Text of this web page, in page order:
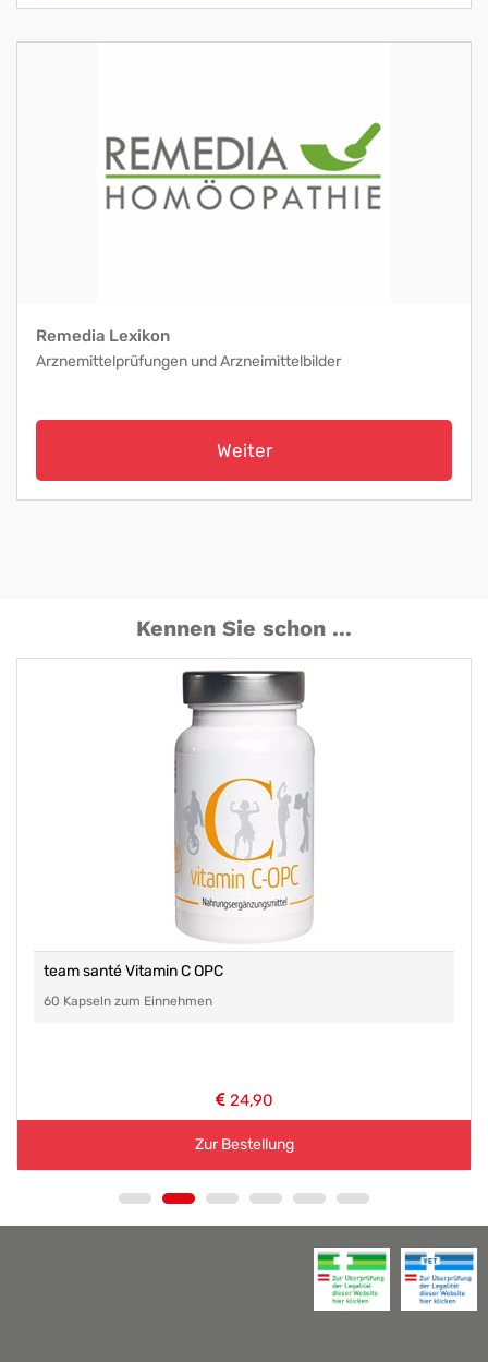
Remedia Lexikon
Arznemittelprüfungen und Arzneimittelbilder
Weiter
Kennen Sie schon ...
team santé Vitamin C OPC
60 Kapseln zum Einnehmen
24,90
Zur Bestellung